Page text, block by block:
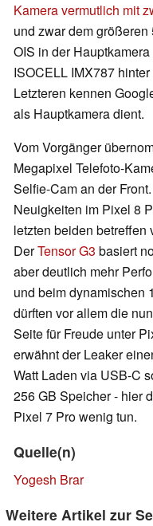
Kamera vermutlich mit
und zwar dem
OIS in der
ISOCELL IMX787
Letzteren kennen
als Hauptkamera dient.
Vom Vorgänger
Megapixel Telefoto-
Selfie-Cam an der
Neuigkeiten im Pixel 8
letzten beiden betreffen
DerTensor G3 basiert
aber deutlich mehr
und beim dynamischen
dürften vor allem die
Seite für Freude unter
erwähnt der Leaker
Watt Laden via USB-C
256 GB Speicher - hier
Pixel 7 Pro wenig tun.
Quelle(n)
Yogesh Brar
Weitere Artikel zur